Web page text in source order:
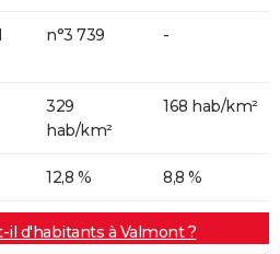
n°3 739 -
329
hab/km²
168 hab/km²
12,8 % 8,8 %
il d'habitants à Valmont ?